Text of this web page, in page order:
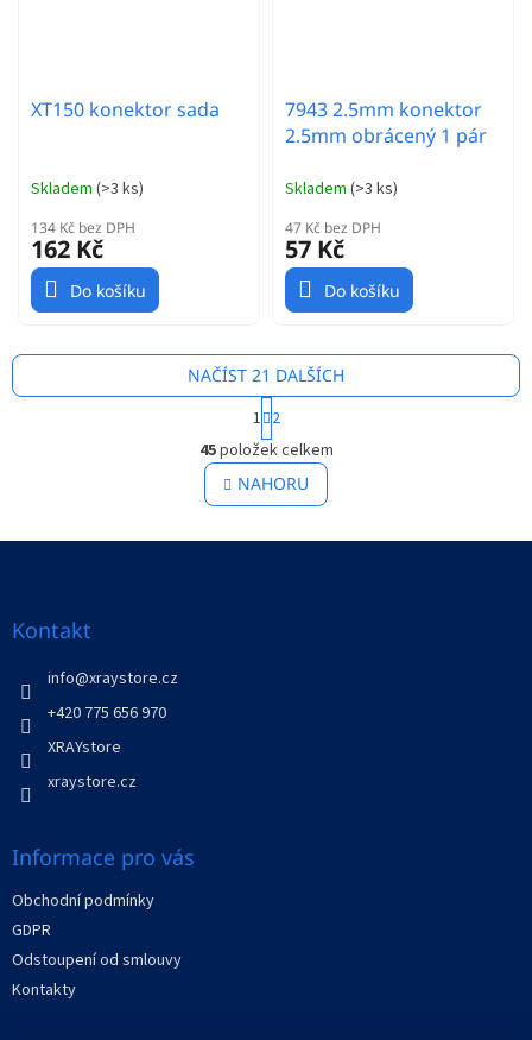
XT150 konektor sada
Skladem (>3 ks)
134 Kč bez DPH
162 Kč
Do košíku
7943 2.5mm konektor
2.5mm obrácený 1 pár
Skladem (>3 ks)
47 Kč bez DPH
57 Kč
Do košíku
O
v
l
á
NAČÍST 21 DALŠÍCH
S
t
r
á
n
k
v
1 2
45položek celkem
NAHORU
Kontakt
info@xraystore.cz
+420 775 656 970
XRAYstore
xraystore.cz
Informace pro vás
Obchodní podmínky
GDPR
Odstoupení od smlouvy
Kontakty